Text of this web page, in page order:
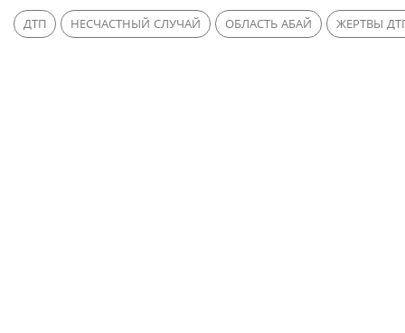
ДТП НЕСЧАСТНЫЙ СЛУЧАЙ ОБЛАСТЬ АБАЙ ЖЕРТВЫ